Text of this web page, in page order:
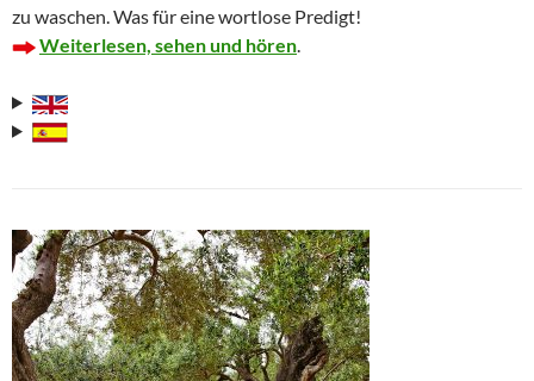
zu waschen. Was für eine wortlose Predigt!
Weiterlesen, sehen und hören.